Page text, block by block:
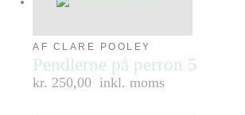
AF CLARE POOLEY
Pendlerne på perron 5
kr. 250,00 inkl. moms